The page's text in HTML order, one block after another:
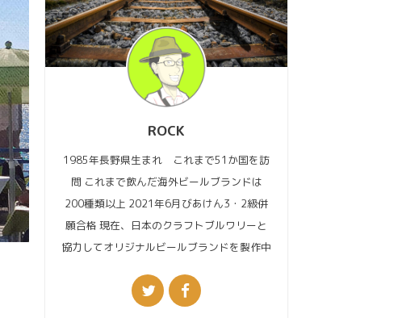
ROCK
1985年長野県生まれ これまで51か国を訪
問 これまで飲んだ海外ビールブランドは
200種類以上 2021年6月びあけん3・2級併
願合格 現在、日本のクラフトブルワリーと
協力してオリジナルビールブランドを製作中